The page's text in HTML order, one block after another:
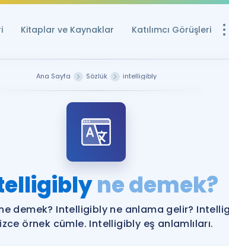
Kitaplar ve Kaynaklar Katılımcı Görüşleri
YDS ve YÖKDİL
YDS ve YÖKDİL'e
Ana Sayfa Sözlük intelligibly
ne demek?
demek? Intelligibly ne anlama gelir?
örnek cümle. Intelligibly eş anlamlıları.